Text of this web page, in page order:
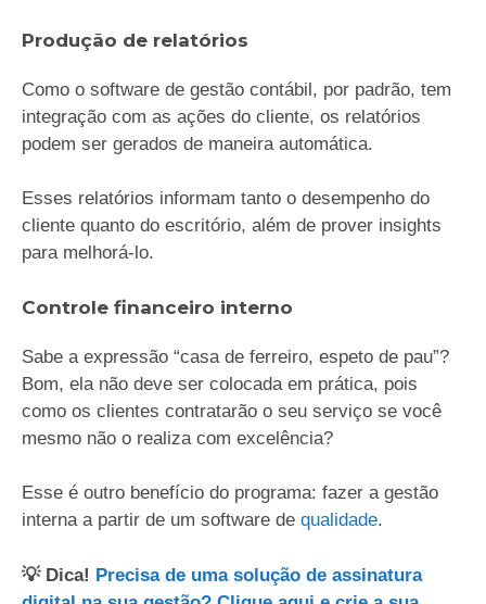
Produção de relatórios
Como o software de gestão contábil, por padrão, tem
integração com as ações do cliente, os relatórios
podem ser gerados de maneira automática.
Esses relatórios informam tanto o desempenho do
cliente quanto do escritório, além de prover insights
para melhorá-lo.
Controle financeiro interno
Sabe a expressão “casa de ferreiro, espeto de pau”?
Bom, ela não deve ser colocada em prática, pois
como os clientes contratarão o seu serviço se você
mesmo não o realiza com excelência?
Esse é outro benefício do programa: fazer a gestão
interna a partir de um software de qualidade.
💡 Dica! Precisa de uma solução de assinatura